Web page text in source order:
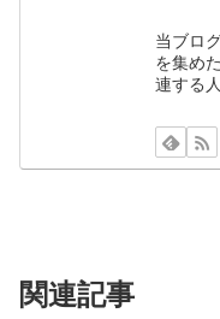
当ブロ
を集め
連する
関連記事